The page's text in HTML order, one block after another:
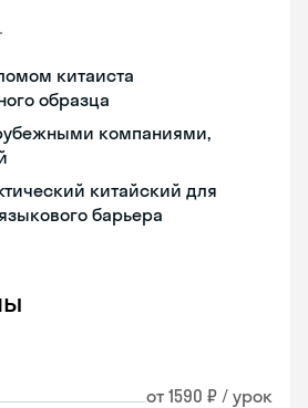
китаиста
образца
компаниями,
китайский для
барьера
от 1590 ₽ / урок